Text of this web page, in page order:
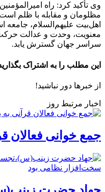
وی تأکید کرد: راه
مظلومان و مقابله با ظلم است
اهل‌بیت علیهم‌السلام،
معنویت، وحدت و عدالت حرکت
سراسر جهان گسترش یابد.
این مطلب را به اشتراک
از خبرها دور نباشید!
اخبار مرتبط روز
جمع خوانی فعالان